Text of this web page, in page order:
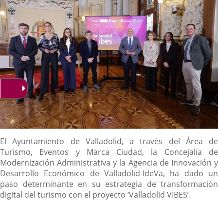
Descripción
El Ayuntamiento de Valladolid, a través del Área de
Turismo, Eventos y Marca Ciudad, la Concejalía de
Modernización Administrativa y la Agencia de Innovación y
Desarrollo Económico de Valladolid-IdeVa, ha dado un
paso determinante en su estrategia de transformación
digital del turismo con el proyecto ‘Valladolid VIBES’.